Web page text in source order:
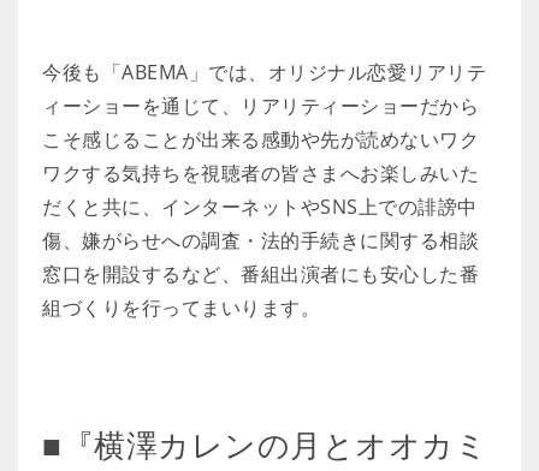
今後も「ABEMA」では、オリジナル恋愛リアリテ
ィーショーを通じて、リアリティーショーだから
こそ感じることが出来る感動や先が読めないワク
ワクする気持ちを視聴者の皆さまへお楽しみいた
だくと共に、インターネットやSNS上での誹謗中
傷、嫌がらせへの調査・法的手続きに関する相談
窓口を開設するなど、番組出演者にも安心した番
組づくりを行ってまいります。
■『横澤カレンの月とオオカミ